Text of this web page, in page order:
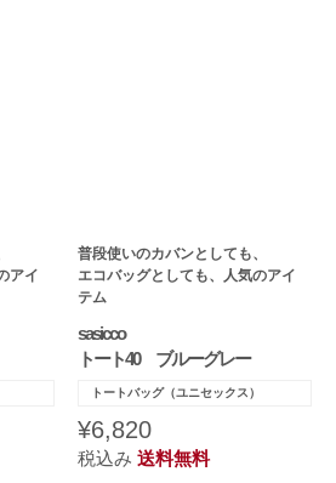
アイ
普段使いのカバンとしても、
エコバッグとしても、人気のアイ
テム
sasicco
トート40 ブルーグレー
トートバッグ（ユニセックス）
¥6,820
税込み送料無料